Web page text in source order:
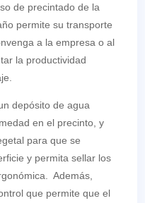
de precintado de la
permite su transporte
a la empresa o al
la productividad
depósito de agua
en el precinto, y
para que se
y permita sellar los
Además,
que permite que el